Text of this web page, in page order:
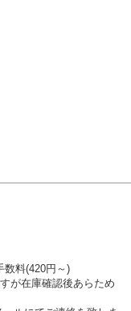
数料(420円～)
が在庫確認後あらため